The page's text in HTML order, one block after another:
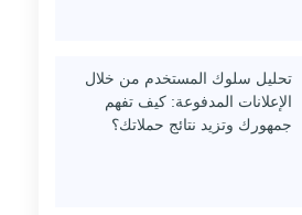
تحليل سلوك المستخدم من خلال
الإعلانات المدفوعة: كيف تفهم
جمهورك وتزيد نتائج حملاتك؟